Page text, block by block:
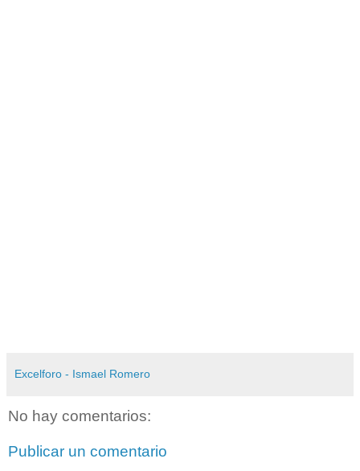
Excelforo - Ismael Romero
No hay comentarios:
Publicar un comentario